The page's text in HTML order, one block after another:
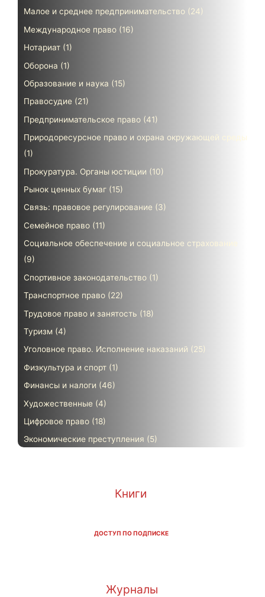
Малое и среднее предпринимательство (24)
Международное право (16)
Нотариат (1)
Оборона (1)
Образование и наука (15)
Правосудие (21)
Предпринимательское право (41)
Природоресурсное право и охрана окружающей среды
(1)
Прокуратура. Органы юстиции (10)
Рынок ценных бумаг (15)
Связь: правовое регулирование (3)
Семейное право (11)
Социальное обеспечение и социальное страхование
(9)
Спортивное законодательство (1)
Транспортное право (22)
Трудовое право и занятость (18)
Туризм (4)
Уголовное право. Исполнение наказаний (25)
Физкультура и спорт (1)
Финансы и налоги (46)
Художественные (4)
Цифровое право (18)
Экономические преступления (5)
Книги
ДОСТУП ПО ПОДПИСКЕ
Журналы